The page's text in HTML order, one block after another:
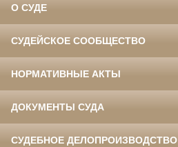
О СУДЕ
СУДЕЙСКОЕ СООБЩЕСТВО
НОРМАТИВНЫЕ АКТЫ
ДОКУМЕНТЫ СУДА
СУДЕБНОЕ ДЕЛОПРОИЗВОДСТВО